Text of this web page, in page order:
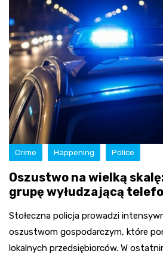
Crime Happening Police
Oszustwo na wielką
grupę wyłudzającą
Stołeczna policja prowadzi
oszustwom gospodarczym, które
lokalnych przedsiębiorców. W